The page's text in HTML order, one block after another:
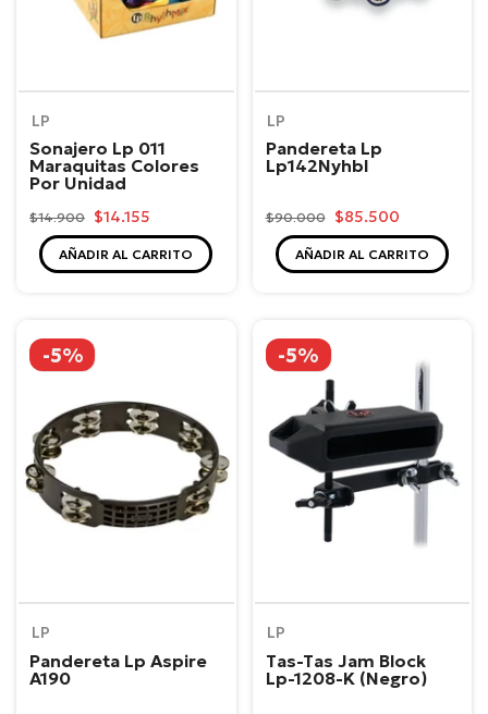
LP
Sonajero Lp 011
Maraquitas Colores
Por Unidad
$14.900 $14.155
AÑADIR AL CARRITO
LP
Pandereta Lp
Lp142Nyhbl
$90.000 $85.500
AÑADIR AL CARRITO
-5%
LP
Pandereta Lp Aspire
A190
-5%
LP
Tas-Tas Jam Block
Lp-1208-K (Negro)